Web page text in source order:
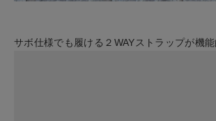
サボ仕様でも履ける２WAYストラップが機能